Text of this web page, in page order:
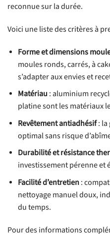
reconnue sur la durée.
Voici une liste des critères à
Forme et dimensions
moules ronds, carrés, à
s’adapter aux envies et
Matériau : aluminium
platine sont les matériaux
Revêtement antiadhésif: la
optimal sans risque
Durabilité et résistance
investissement pérenne et
Facilité d’entretien:
nettoyage manuel doux,
du temps.
Pour des informations